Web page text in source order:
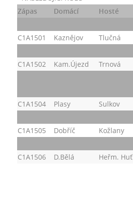
Zápas
Domácí Hosté
C1A1501 Kaznějov Tlučná
C1A1502 Kam.Újezd Trnová
C1A1504 Plasy Sulkov
C1A1505 Dobříč Kožlany
C1A1506 D.Bělá Heřm. Huť